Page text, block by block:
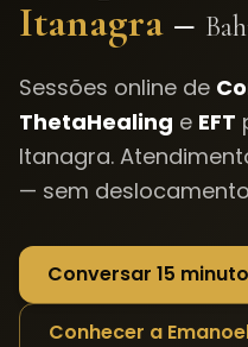
Itanagra –
Sessões online de
ThetaHealing e EFT
Itanagra.
— sem
Conversar 15
Conhecer a